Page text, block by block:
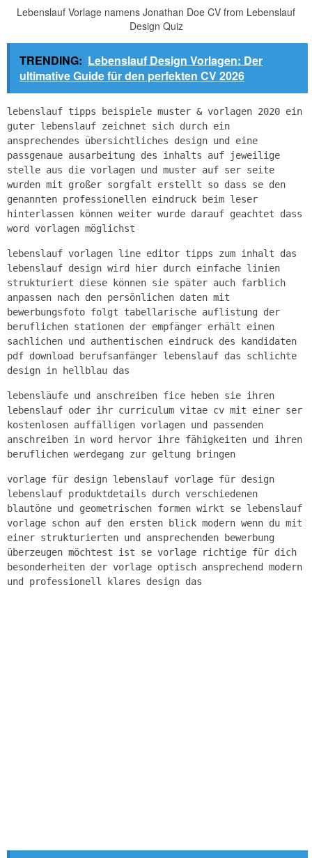
Lebenslauf Vorlage namens Jonathan Doe CV from Lebenslauf
Design Quiz
TRENDING: Lebenslauf Design Vorlagen: Der
ultimative Guide für den perfekten CV 2026
lebenslauf tipps beispiele muster & vorlagen 2020 ein
guter lebenslauf zeichnet sich durch ein
ansprechendes übersichtliches design und eine
passgenaue ausarbeitung des inhalts auf jeweilige
stelle aus die vorlagen und muster auf ser seite
wurden mit großer sorgfalt erstellt so dass se den
genannten professionellen eindruck beim leser
hinterlassen können weiter wurde darauf geachtet dass
word vorlagen möglichst
lebenslauf vorlagen line editor tipps zum inhalt das
lebenslauf design wird hier durch einfache linien
strukturiert diese können sie später auch farblich
anpassen nach den persönlichen daten mit
bewerbungsfoto folgt tabellarische auflistung der
beruflichen stationen der empfänger erhält einen
sachlichen und authentischen eindruck des kandidaten
pdf download berufsanfänger lebenslauf das schlichte
design in hellblau das
lebensläufe und anschreiben fice heben sie ihren
lebenslauf oder ihr curriculum vitae cv mit einer ser
kostenlosen auffälligen vorlagen und passenden
anschreiben in word hervor ihre fähigkeiten und ihren
beruflichen werdegang zur geltung bringen
vorlage für design lebenslauf vorlage für design
lebenslauf produktdetails durch verschiedenen
blautöne und geometrischen formen wirkt se lebenslauf
vorlage schon auf den ersten blick modern wenn du mit
einer strukturierten und ansprechenden bewerbung
überzeugen möchtest ist se vorlage richtige für dich
besonderheiten der vorlage optisch ansprechend modern
und professionell klares design das